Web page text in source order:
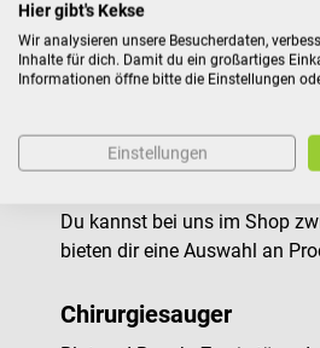
Fußschalter und
Zur Betätigung der HF-
sind in der Regel mit einem
Koagulationsfunktion
Neben den Fußschaltern
Schneiden, Präparieren und
Du kannst bei uns im Shop
bieten dir eine Auswahl an
Chirurgiesauger
Hier gibt's Kekse
Wir analysieren unsere Besucherdaten,
Inhalte für dich. Damit du ein großartiges
Informationen öffne bitte die Einstellungen
Einstellungen